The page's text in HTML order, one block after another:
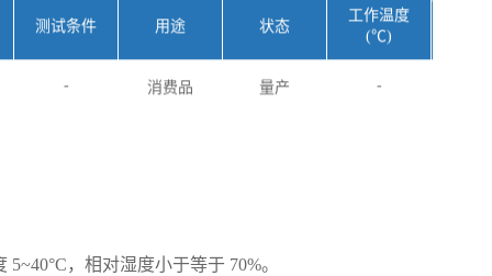
测试条件 用途 状态
工作温度
(℃)
- 消费品 量产 -
，相对湿度小于等于 70%。